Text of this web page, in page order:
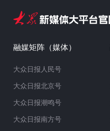
融媒矩阵（媒体）
大众日报人民号
大众日报北京号
大众日报潮鸣号
大众日报南方号